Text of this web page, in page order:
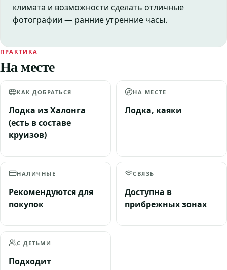
климата и возможности сделать отличные
фотографии — ранние утренние часы.
ПРАКТИКА
На месте
КАК ДОБРАТЬСЯ
Лодка из Халонга
(есть в составе
круизов)
НА МЕСТЕ
Лодка, каяки
НАЛИЧНЫЕ
Рекомендуются для
покупок
СВЯЗЬ
Доступна в
прибрежных зонах
С ДЕТЬМИ
Подходит